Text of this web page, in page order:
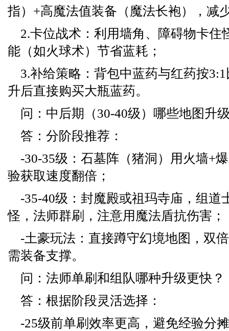
指）+高魔法值装备（魔法长袍），减
2.卡位战术：利用墙角、障碍物卡住
能（如火球术）节省蓝耗；
3.补给策略：背包中蓝药与红药按
升后直接购买大瓶蓝药。
问：中后期（30-40级）哪些地图升
答：分阶段推荐：
-30-35级：石墓阵（猪洞）用火墙+
验获取速度翻倍；
-35-40级：封魔殿或祖玛寺庙，组道
怪，法师群刷，注意用魔法盾抗伤害；
-土豪玩法：直接蹲守幻境地图，双
需装备支撑。
问：法师单刷和组队哪种升级更快？
答：根据阶段灵活选择：
-25级前单刷效率更高，避免经验分